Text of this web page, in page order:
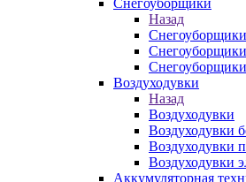
Снегоуборщики
Назад
Снегоуборщики
Воздуходувки
Назад
Воздуходувки
Воздуходувки
Воздуходувки
Воздуходувки
Аккумуляторная